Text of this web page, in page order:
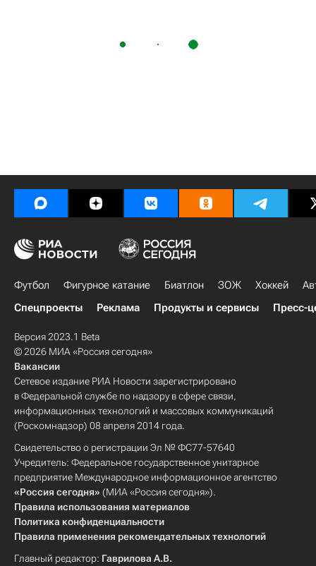
Футбол Фигурное катание Биатлон ЗОЖ Хоккей
Спецпроекты
Реклама Продукты и сервисы Пресс-
Версия 2023.1 Beta
© 2026 МИА «Россия сегодня»
Вакансии
Сетевое издание РИА Новости зарегистрировано
в Федеральной службе по надзору в сфере связи,
информационных технологий и массовых коммуникаций
(Роскомнадзор) 08 апреля 2014 года.
Свидетельство о регистрации Эл № ФС77-57640
Учредитель: Федеральное государственное унитарное
предприятие Международное информационное агентство
«Россия сегодня» (МИА «Россия сегодня»).
Правила использования материалов
Политика конфиденциальности
Правила применения рекомендательных технологий
Главный редактор: Гаврилова А.В.